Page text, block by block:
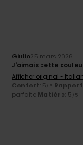
Giulio25 mars 2026
J'aimais cette
Afficher original -
Confort: 5/5
parfaite Matière: 5 /5